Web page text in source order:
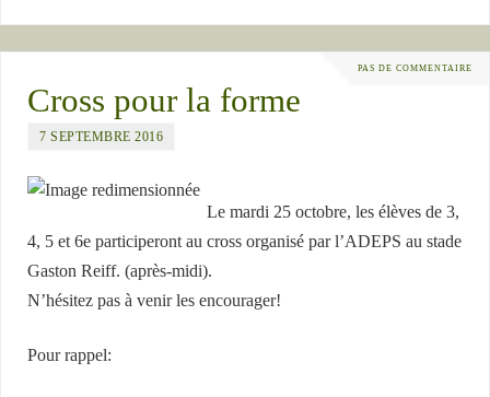
PAS DE COMMENTAIRE
Cross pour la forme
7 SEPTEMBRE 2016
Le mardi 25 octobre, les élèves de 3,
4, 5 et 6e participeront au cross organisé par l’ADEPS au stade
Gaston Reiff. (après-midi).
N’hésitez pas à venir les encourager!
Pour rappel: